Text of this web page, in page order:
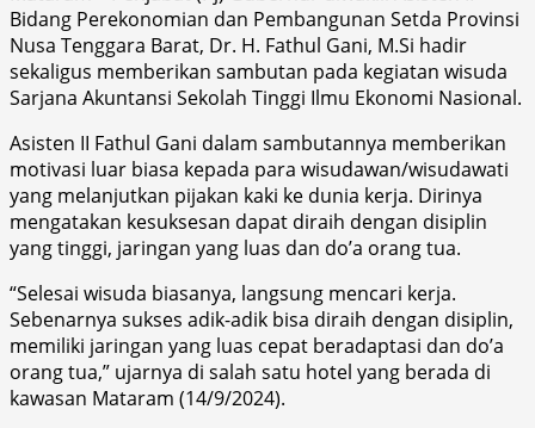
Bidang Perekonomian dan Pembangunan Setda Provinsi
Nusa Tenggara Barat, Dr. H. Fathul Gani, M.Si hadir
sekaligus memberikan sambutan pada kegiatan wisuda
Sarjana Akuntansi Sekolah Tinggi Ilmu Ekonomi Nasional.
Asisten II Fathul Gani dalam sambutannya memberikan
motivasi luar biasa kepada para wisudawan/wisudawati
yang melanjutkan pijakan kaki ke dunia kerja. Dirinya
mengatakan kesuksesan dapat diraih dengan disiplin
yang tinggi, jaringan yang luas dan do’a orang tua.
“Selesai wisuda biasanya, langsung mencari kerja.
Sebenarnya sukses adik-adik bisa diraih dengan disiplin,
memiliki jaringan yang luas cepat beradaptasi dan do’a
orang tua,” ujarnya di salah satu hotel yang berada di
kawasan Mataram (14/9/2024).